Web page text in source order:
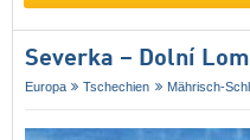
Severka – Dolní
Europa Tschechien Mährisch-